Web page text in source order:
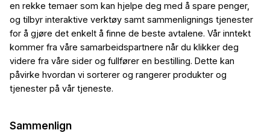
en rekke temaer som kan hjelpe deg med å spare penger,
og tilbyr interaktive verktøy samt sammenlignings tjenester
for å gjøre det enkelt å finne de beste avtalene. Vår inntekt
kommer fra våre samarbeidspartnere når du klikker deg
videre fra våre sider og fullfører en bestilling. Dette kan
påvirke hvordan vi sorterer og rangerer produkter og
tjenester på vår tjeneste.
Sammenlign